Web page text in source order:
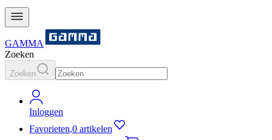
GAMMA
Zoeken
Zoeken
Inloggen
Favorieten,0 artikelen